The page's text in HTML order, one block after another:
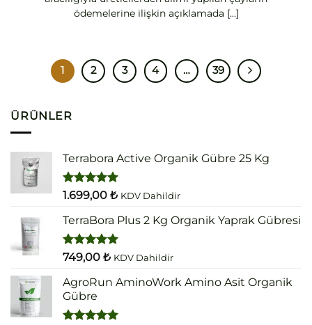
ödemelerine ilişkin açıklamada [...]
1 2 3 4 … 39
ÜRÜNLER
Terrabora Active Organik Gübre 25 Kg
5 üzerinden
oy
aldı
1.699,00 ₺ KDV Dahildir
TerraBora Plus 2 Kg Organik Yaprak Gübresi
5 üzerinden
oy
aldı
749,00 ₺ KDV Dahildir
AgroRun AminoWork Amino Asit Organik
Gübre